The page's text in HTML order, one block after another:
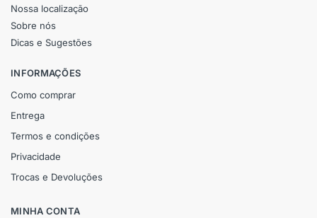
Nossa localização
Sobre nós
Dicas e Sugestões
INFORMAÇÕES
Como comprar
Entrega
Termos e condições
Privacidade
Trocas e Devoluções
MINHA CONTA